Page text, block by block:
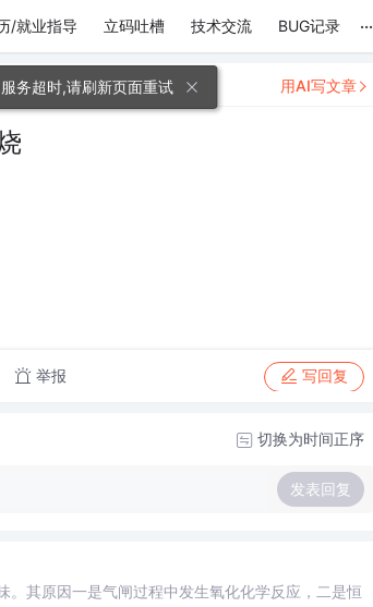
/就业指导 立码吐槽 技术交流 BUG记录 ...
举报 写回复
用AI写文章
切换为时间正序
发表回复
。其原因一是气闸过程中发生氧化化学反应，二是恒
服务超时,请刷新页面重试